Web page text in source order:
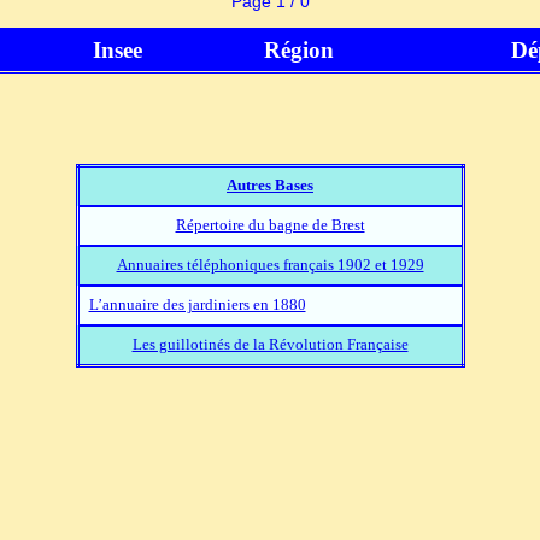
Insee Région
Autres Bases
Répertoire du bagne de Brest
Annuaires téléphoniques français 1902 et 1929
L’annuaire des jardiniers en 1880
Les guillotinés de la Révolution Française